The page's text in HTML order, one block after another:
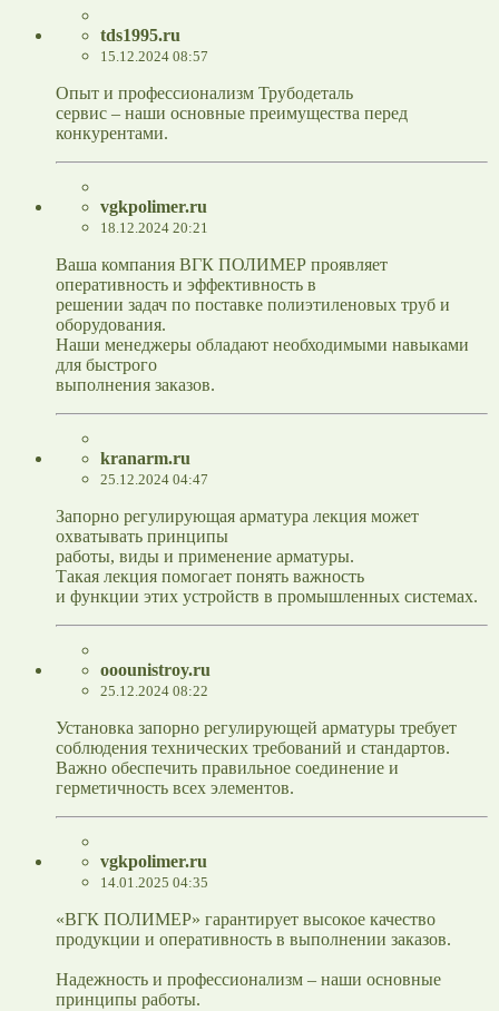
tds1995.ru
15.12.2024 08:57
Опыт и профессионализм Трубодеталь
сервис – наши основные преимущества перед
конкурентами.
vgkpolimer.ru
18.12.2024 20:21
Ваша компания ВГК ПОЛИМЕР проявляет
оперативность и эффективность в
решении задач по поставке полиэтиленовых труб и
оборудования.
Наши менеджеры обладают необходимыми навыками
для быстрого
выполнения заказов.
kranarm.ru
25.12.2024 04:47
Запорно регулирующая арматура лекция может
охватывать принципы
работы, виды и применение арматуры.
Такая лекция помогает понять важность
и функции этих устройств в промышленных системах.
ooounistroy.ru
25.12.2024 08:22
Установка запорно регулирующей арматуры требует
соблюдения технических требований и стандартов.
Важно обеспечить правильное соединение и
герметичность всех элементов.
vgkpolimer.ru
14.01.2025 04:35
«ВГК ПОЛИМЕР» гарантирует высокое качество
продукции и оперативность в выполнении заказов.
Надежность и профессионализм – наши основные
принципы работы.